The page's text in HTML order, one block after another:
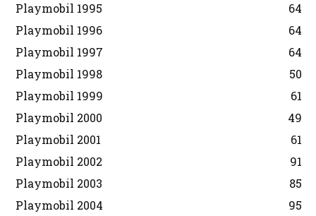
Playmobil 1995
64
Playmobil 1996
64
Playmobil 1997
64
Playmobil 1998
50
Playmobil 1999
61
Playmobil 2000
49
Playmobil 2001
61
Playmobil 2002
91
Playmobil 2003
85
Playmobil 2004
95